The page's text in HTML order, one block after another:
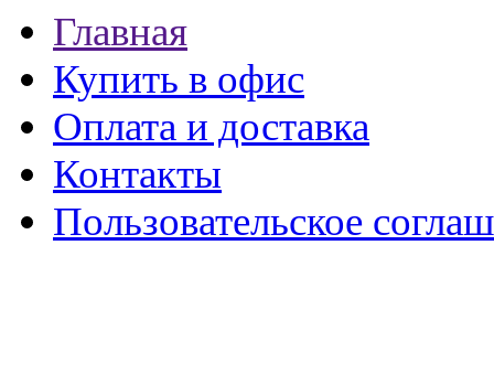
Главная
Купить в офис
Оплата и доставка
Контакты
Пользовательское